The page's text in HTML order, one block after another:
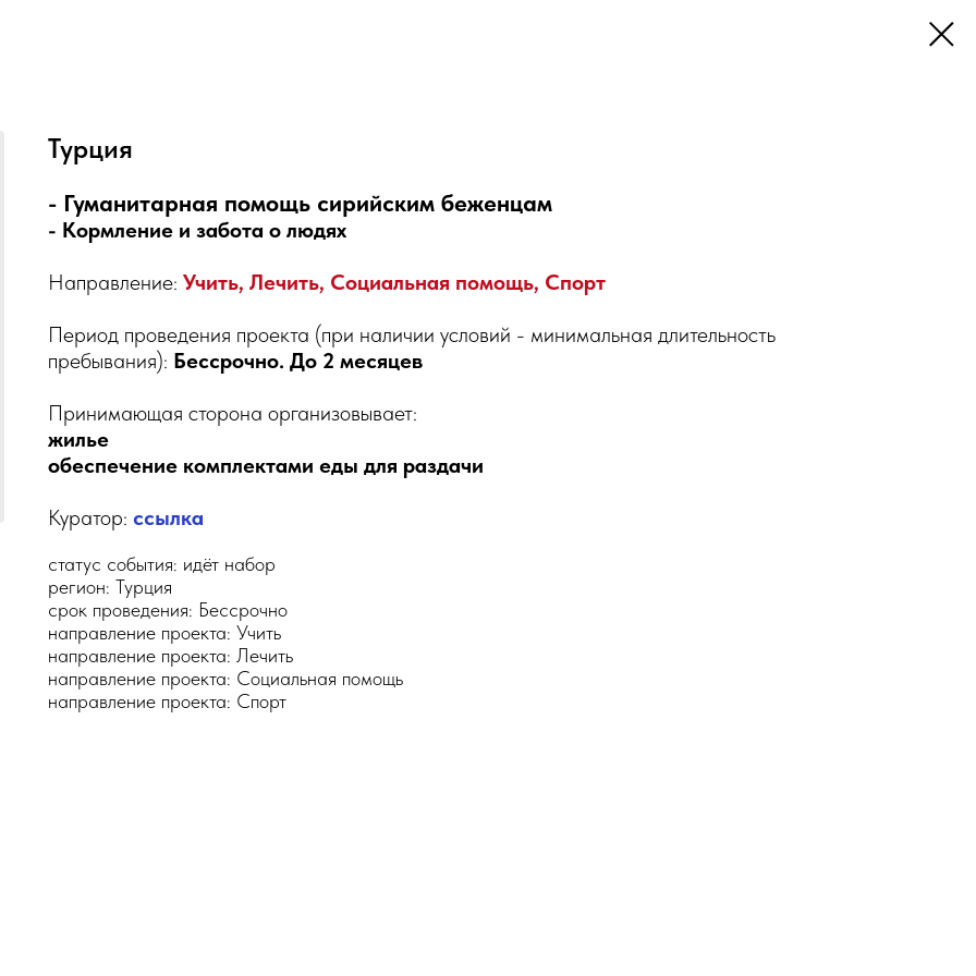
Турция
- Гуманитарная помощь сирийским беженцам
- Кормление и забота о людях
Направление: Учить, Лечить, Социальная помощь, Спорт
Период проведения проекта (при наличии условий - минимальная длительность
пребывания): Бессрочно. До 2 месяцев
Принимающая сторона организовывает:
жилье
обеспечение комплектами еды для раздачи
Куратор: ссылка
статус события: идёт набор
регион: Турция
срок проведения: Бессрочно
направление проекта: Учить
направление проекта: Лечить
направление проекта: Социальная помощь
направление проекта: Спорт